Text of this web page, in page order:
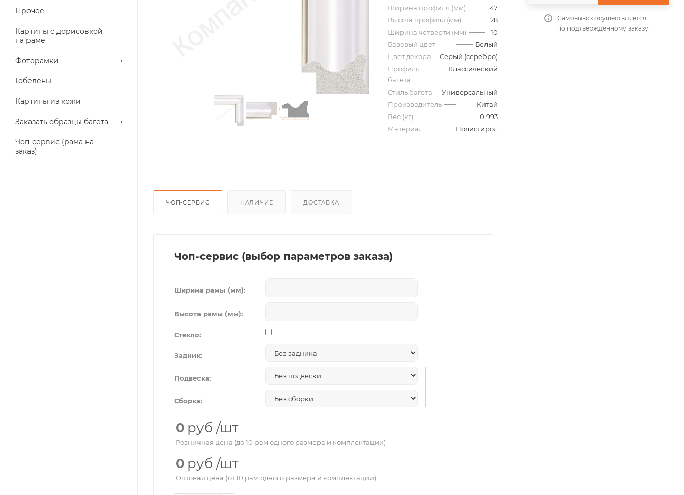
Прочее
Картины с дорисовкой
на раме
Фоторамки
Гобелены
Картины из кожи
Заказать образцы багета
Чоп-сервис (рама на
заказ)
Ширина профиля (мм)
47
Высота профиля (мм)
28
Ширина четверти (мм)
10
Базовый цвет
Белый
Цвет декора
Серый (серебро)
Профиль
багета
Классический
Стиль багета
Универсальный
Производитель
Китай
Вес (кг)
0.993
Материал
Полистирол
Самовывоз осуществляется
по подтвержденному заказу!
ЧОП-СЕРВИС НАЛИЧИЕ ДОСТАВКА
Чоп-сервис (выбор параметров заказа)
Ширина рамы (мм):
Высота рамы (мм):
Стекло:
Задник:
Подвеска:
Сборка:
0 руб /шт
Розничная цена (до 10 рам одного размера и комплектации)
0 руб /шт
Оптовая цена (от 10 рам одного размера и комплектации)